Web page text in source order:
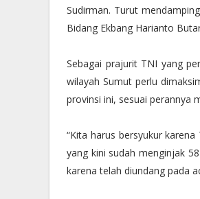
Sudirman. Turut
Bidang Ekbang Harianto
Sebagai prajurit TNI yang
wilayah Sumut perlu
provinsi ini, sesuai perannya
“Kita harus bersyukur
yang kini sudah menginjak
karena telah diundang pada